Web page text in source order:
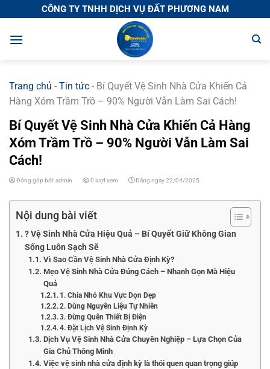
đến
nội
CÔNG TY TNHH DỊCH VỤ ĐẤT PHƯƠNG NAM
Trang chủ - Tin tức - Bí Quyết Vệ Sinh Nhà Cửa Khiến Cả
Hàng Xóm Trầm Trồ – 90% Người Vẫn Làm Sai Cách!
Bí Quyết Vệ Sinh Nhà Cửa Khiến Cả Hàng
Xóm Trầm Trồ – 90% Người Vẫn Làm Sai
Cách!
Đóng góp bởi: admin 0 lượt xem Đăng ngày 22/04/2025
Nội dung bài viết
? Vệ Sinh Nhà Cửa Hiệu Quả – Bí Quyết Giữ Không Gian
Sống Luôn Sạch Sẽ
Vì Sao Cần Vệ Sinh Nhà Cửa Định Kỳ?
Mẹo Vệ Sinh Nhà Cửa Đúng Cách – Nhanh Gọn Mà Hiệu
Quả
1. Chia Nhỏ Khu Vực Dọn Dẹp
2. Dùng Nguyên Liệu Tự Nhiên
3. Đừng Quên Thiết Bị Điện
4. Đặt Lịch Vệ Sinh Định Kỳ
Dịch Vụ Vệ Sinh Nhà Cửa Chuyên Nghiệp – Lựa Chọn Của
Gia Chủ Thông Minh
Việc vệ sinh nhà cửa định kỳ là thói quen quan trọng giúp